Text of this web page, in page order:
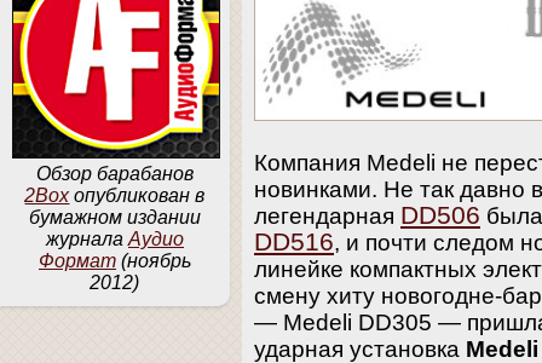
Компания Medeli не
новинками. Не так давно
легендарная DD506
DD516, и почти следом
линейке компактных
смену хиту новогодне-
— Medeli DD305 —
ударная установка
Обзор барабанов
2Boxопубликован в
бумажном издании
журнала Аудио
Формат (ноябрь
2012)